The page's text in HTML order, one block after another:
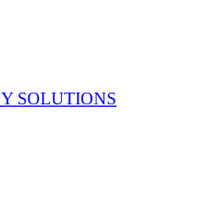
SOLUTIONS